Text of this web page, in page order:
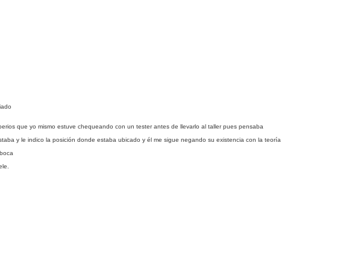
que yo mismo estuve chequeando con un tester antes de llevarlo al taller pues pensaba
y le indico la posición donde estaba ubicado y él me sigue negando su existencia con la teoría